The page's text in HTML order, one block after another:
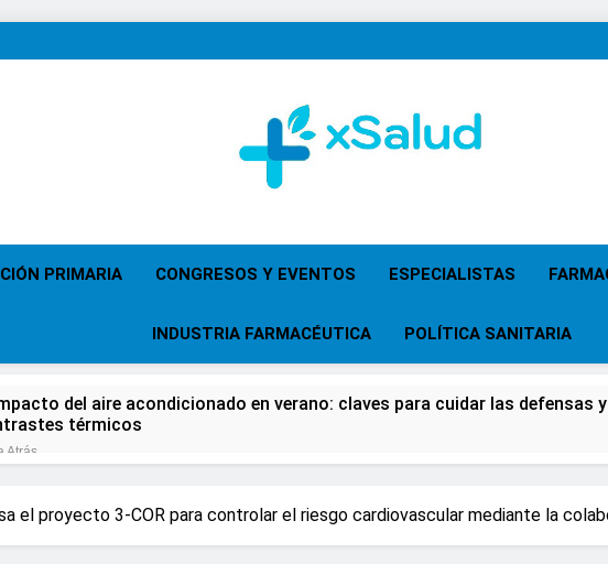
XSalud
PRIMARIA CONGRESOS Y EVENTOS ESPECIALISTAS
INDUSTRIA FARMACÉUTICA POLÍTICA SANITARIA
del aire acondicionado en verano: claves para cuidar las
térmicos
Atrás
de Miranza advierten de que mirar el eclipse solar sin protección
unos segundos
el proyecto 3-COR para controlar el riesgo cardiovascular mediante la